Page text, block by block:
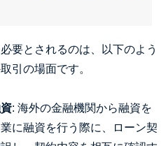
要とされるのは、以下のよう
引の場面です。
: 海外の金融機関から融資を
に融資を行う際に、ローン契